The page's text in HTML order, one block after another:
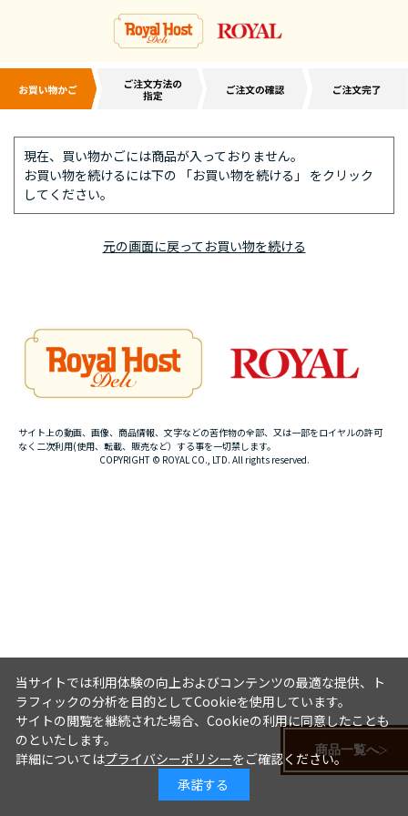
現在、買い物かごには商品が入っておりません。
お買い物を続けるには下の 「お買い物を続ける」 をクリック
してください。
元の画面に戻ってお買い物を続ける
商品一覧へ
COPYRIGHT © ROYAL CO., LTD. All rights reserved.
サイト上の動画、画像、商品情報、文字などの苦作物の全部、又は一部をロイヤルの許可
なく二次利用(使用、転載、販売など）する事を一切禁します。
当サイトでは利用体験の向上およびコンテンツの最適な提供、ト
ラフィックの分析を目的としてCookieを使用しています。
サイトの閲覧を継続された場合、Cookieの利用に同意したことも
のといたします。
詳細についてはプライバシーポリシーをご確認ください。
承諾する